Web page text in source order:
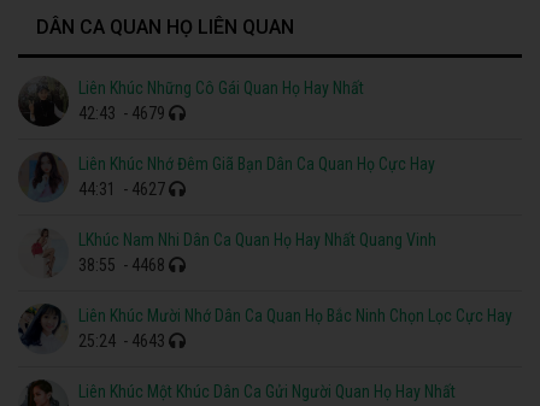
DÂN CA QUAN HỌ LIÊN QUAN
Liên Khúc Những Cô Gái Quan Họ Hay Nhất
42:43 - 4679
Liên Khúc Nhớ Đêm Giã Bạn Dân Ca Quan Họ Cực Hay
44:31
- 4627
LKhúc Nam Nhi Dân Ca Quan Họ Hay Nhất Quang Vinh
38:55 - 4468
Liên Khúc Mười Nhớ Dân Ca Quan Họ Bắc Ninh Chọn Lọc Cực Hay
25:24 - 4643
Liên Khúc Một Khúc Dân Ca Gửi Người Quan Họ Hay Nhất